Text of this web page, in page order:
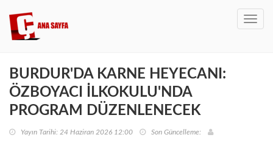
BURDUR'DA KARNE HEYECANI:
ÖZBOYACI İLKOKULU'NDA
PROGRAM DÜZENLENECEK
Yayın Tarihi: 24 Haziran 2026 12:00 Son Güncelleme: